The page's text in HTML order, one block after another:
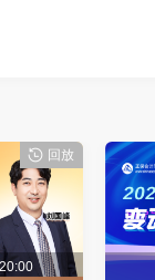
回放